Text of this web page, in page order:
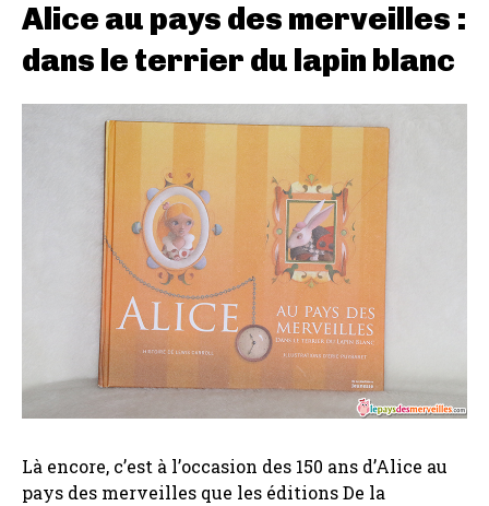
Alice au pays des merveilles :
dans le terrier du lapin blanc
Là encore, c’est à l’occasion des 150 ans d’Alice au
pays des merveilles que les éditions De la